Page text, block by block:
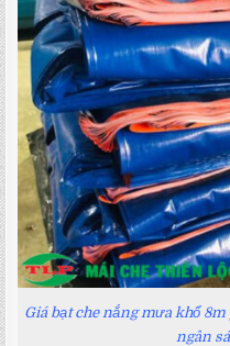
Giá bạt che nắng mưa khổ
ngân